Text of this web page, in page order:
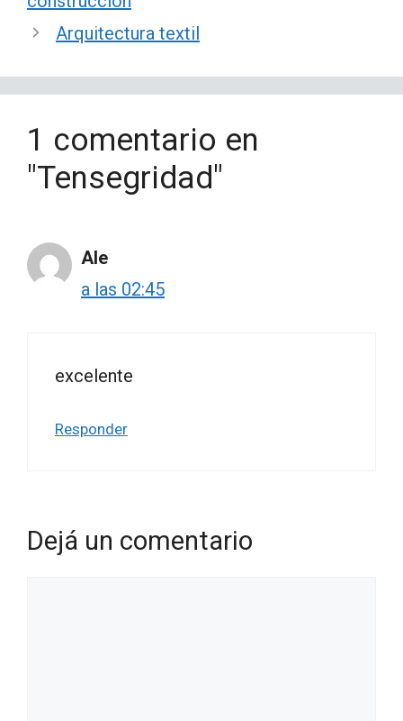
Arquitectura textil
1 comentario en
"Tensegridad"
Ale
a las 02:45
excelente
Responder
Dejá un comentario